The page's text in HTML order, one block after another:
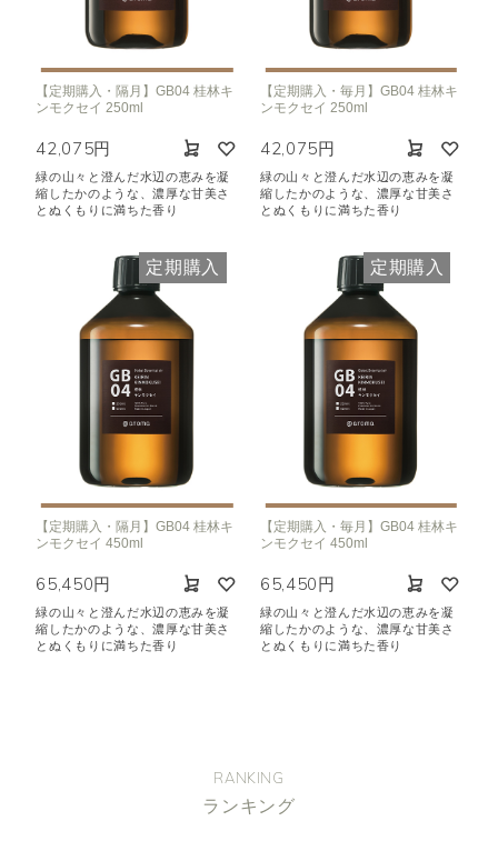
【定期購入・隔月】GB04 桂林キ
ンモクセイ 250ml
42,075円
緑の山々と澄んだ水辺の恵みを凝
縮したかのような、濃厚な甘美さ
とぬくもりに満ちた香り
【定期購入・毎月】GB04 桂林キ
ンモクセイ 250ml
42,075円
緑の山々と澄んだ水辺の恵みを凝
縮したかのような、濃厚な甘美さ
とぬくもりに満ちた香り
定期購入
【定期購入・隔月】GB04 桂林キ
ンモクセイ 450ml
65,450円
緑の山々と澄んだ水辺の恵みを凝
縮したかのような、濃厚な甘美さ
とぬくもりに満ちた香り
定期購入
【定期購入・毎月】GB04 桂林キ
ンモクセイ 450ml
65,450円
緑の山々と澄んだ水辺の恵みを凝
縮したかのような、濃厚な甘美さ
とぬくもりに満ちた香り
RANKING
ランキング